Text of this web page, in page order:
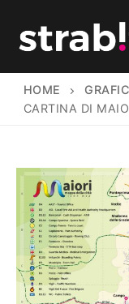
HOME
CARTINA DI